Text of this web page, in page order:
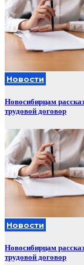
Новости
Новосибирцам
трудовой договор
Новости
Новосибирцам
трудовой договор